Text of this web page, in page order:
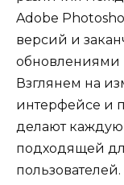
Adobe
версий и
обновлениями
Взглянем на
интерфейсе и
делают
подходящей
пользователей.